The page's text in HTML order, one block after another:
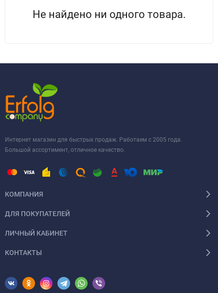
Не найдено ни одного товара.
Интернет магазин для быстрых продаж. Работаем с 2005 года.
Большой ассортимент, отличное качество.
КОМПАНИЯ
ДЛЯ ПОКУПАТЕЛЕЙ
ЛИЧНЫЙ КАБИНЕТ
КОНТАКТЫ